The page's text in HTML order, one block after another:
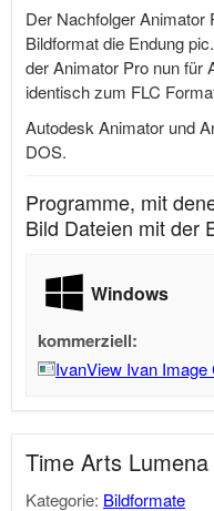
Der Nachfolger Animator
Bildformat die Endung
der Animator Pro nun für
identisch zum FLC
Autodesk Animator und
DOS.
Programme, mit
Bild Dateien mit der
Windows
kommerziell:
IvanView Ivan Image
Time Arts Lumena
Kategorie: Bildformate